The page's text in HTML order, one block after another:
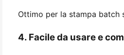
Ottimo per la stampa batch
4. Facile da usare e